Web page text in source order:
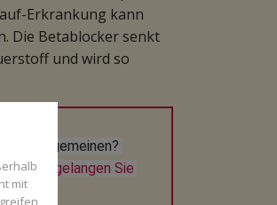
Erkrankung kann
Die Betablocker senkt
und wird so
im Allgemeinen?
Hier gelangen Sie
mit